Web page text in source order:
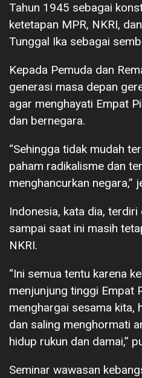
Tahun 1945 sebagai
ketetapan MPR, NKRI,
Tunggal Ika sebagai
Kepada Pemuda dan
generasi masa depan
agar menghayati Empat
dan bernegara.
“Sehingga tidak mudah
paham radikalisme dan
menghancurkan negara,”
Indonesia, kata dia,
sampai saat ini masih
NKRI.
“Ini semua tentu karena
menjunjung tinggi Empat
menghargai sesama kita,
dan saling menghormati
hidup rukun dan damai,”
Seminar wawasan